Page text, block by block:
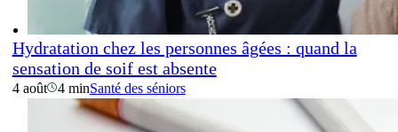
Hydratation chez les personnes âgées : quand la
sensation de soif est absente
4 août 4 minSanté des séniors